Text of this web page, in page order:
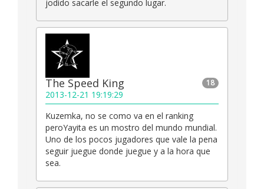
jodido sacarle el segundo lugar.
18
The Speed King
2013-12-21 19:19:29
Kuzemka, no se como va en el ranking
peroYayita es un mostro del mundo mundial.
Uno de los pocos jugadores que vale la pena
seguir juegue donde juegue y a la hora que
sea.